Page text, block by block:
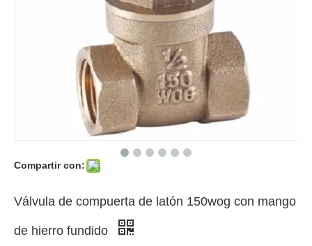
Compartir con:
Válvula de compuerta de latón 150wog con mango
de hierro fundido